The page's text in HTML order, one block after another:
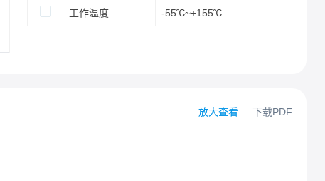
工作温度 -55℃~+155℃
放大查看 下载PDF